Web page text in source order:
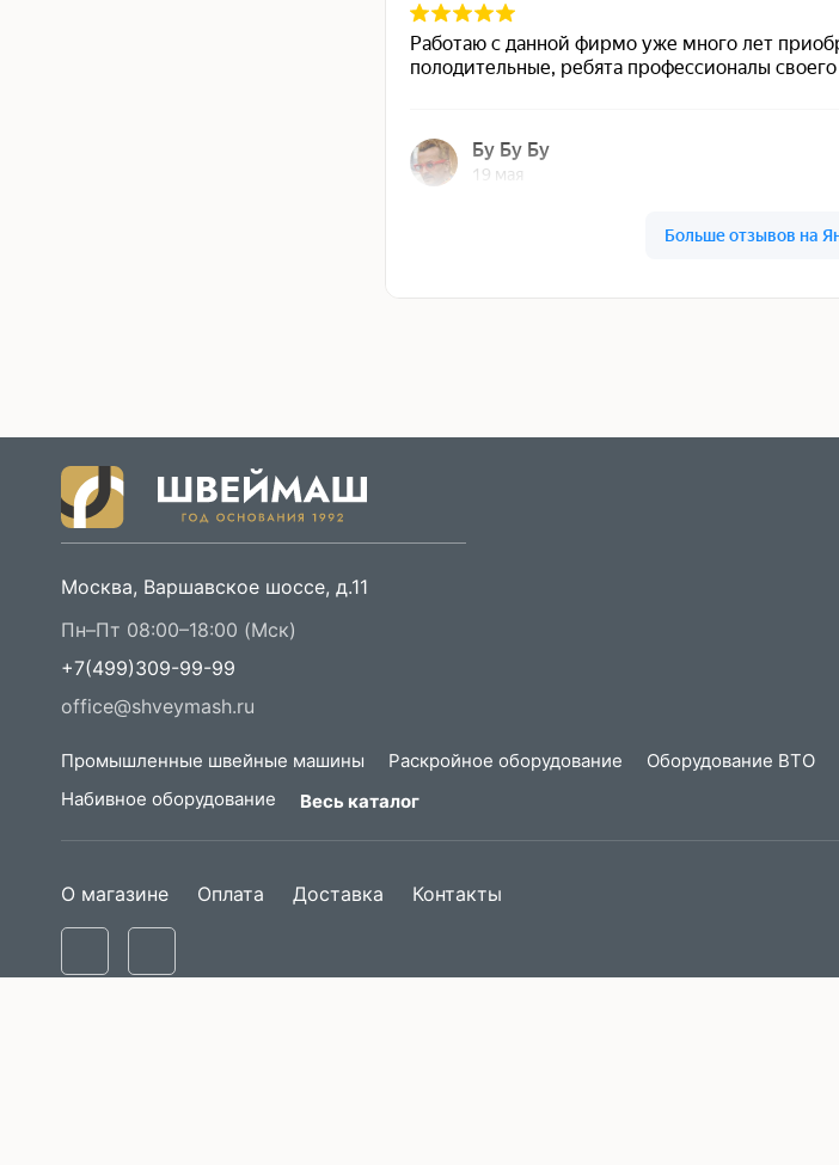
Москва, Варшавское шоссе, д.11
Пн–Пт 08:00–18:00 (Мск)
+7(499)309-99-99
office@shveymash.ru
Промышленные швейные машины Раскройное оборудование Оборудование ВТО
Набивное оборудование
Весь каталог
О магазине Оплата Доставка Контакты